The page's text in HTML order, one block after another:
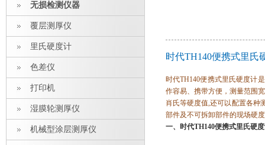
无损检测仪器
覆层测厚仪
里氏硬度计
色差仪
打印机
湿膜轮测厚仪
机械型涂层测厚仪
时代TH140便携式里氏
时代TH140便携式里氏硬度计
作容易、携带方便，测量范围
肖氏等硬度值,还可以配置各种
部件及不可拆卸部件的现场硬
一、时代TH140便携式里氏硬